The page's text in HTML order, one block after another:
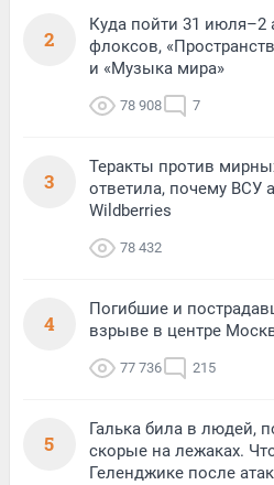
2
Куда пойти 31 июля–2
флоксов,
и «Музыка мира»
78 908 7
3
Теракты против
ответила, почему ВСУ
Wildberries
78 432
4
Погибшие и
взрыве в центре
77 736 215
5
Галька била в людей,
скорые на лежаках.
Геленджике после